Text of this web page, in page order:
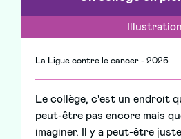
Illustration
La Ligue contre le cancer - 2025
Le collège, c'est un endroit
peut-être pas encore mais
imaginer. Il y a peut-être